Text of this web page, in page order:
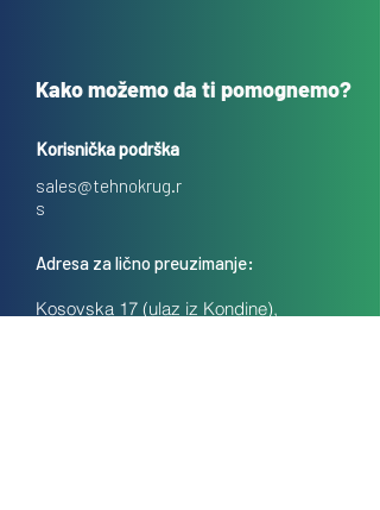
Kako možemo da ti pomognemo?
Korisnička podrška
sales@tehnokrug.r
s
Adresa za lično preuzimanje:
Kosovska 17 (ulaz iz Kondine),